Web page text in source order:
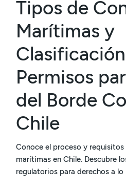
Tipos de
Marítimas y
Permisos
del Borde
Chile
Conoce el proceso y
marítimas en Chile. Descubre
regulatorios para derechos a